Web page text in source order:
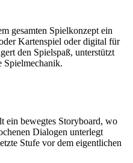
gesamten Spielkonzept ein
Kartenspiel oder digital für
den Spielspaß, unterstützt
Spielmechanik.
bewegtes Storyboard, wo
Dialogen unterlegt
Stufe vor dem eigentlichen